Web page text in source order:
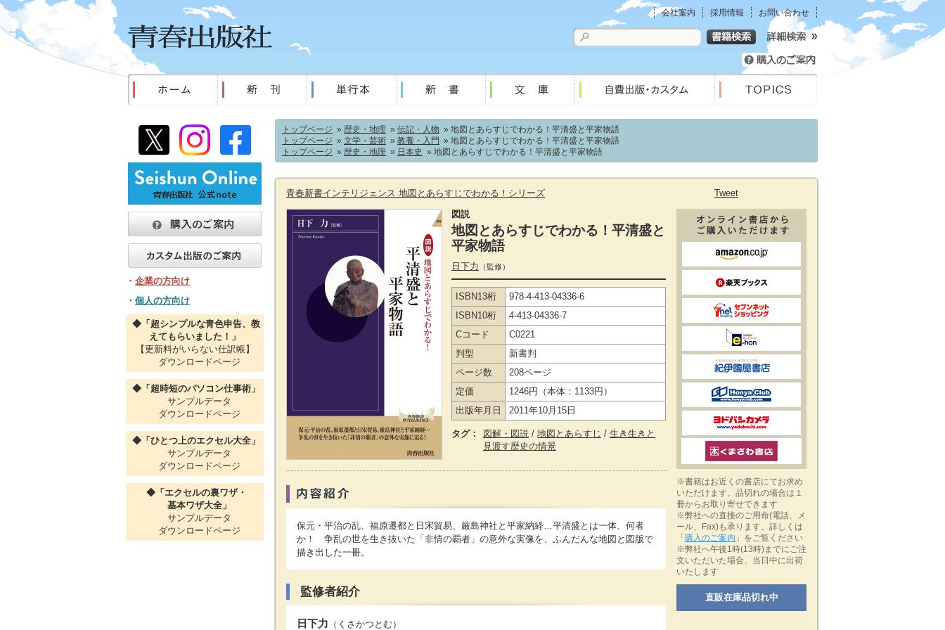
会社案内 採用情報 お問い合わせ
トップページ » 歴史・地理 » 伝記・人物 » 地図とあらすじでわかる！平清盛と平家物語
トップページ » 文学・芸術 » 教養・入門 » 地図とあらすじでわかる！平清盛と平家物語
トップページ » 歴史・地理 » 日本史 » 地図とあらすじでわかる！平清盛と平家物語
青春新書インテリジェンス 地図とあらすじでわかる！シリーズ
Tweet
図説
地図とあらすじでわかる！平清盛と
平家物語
日下力 （監修）
ISBN13桁
978-4-413-04336-6
ISBN10桁
4-413-04336-7
Cコード
C0221
判型
新書判
ページ数
208ページ
定価
1246円
（本体：1133円）
出版年月日
2011年10月15日
タグ： 図解・図説 / 地図とあらすじ / 生き生きと
見渡す歴史の情景
保元・平治の乱、福原遷都と日宋貿易、厳島神社と平家納経…平清盛とは一体、何者
か！ 争乱の世を生き抜いた「非情の覇者」の意外な実像を、ふんだんな地図と図版で
描き出した一冊。
監修者紹介
日下力 （くさかつとむ）
※書籍はお近くの書店にてお求め
いただけます。品切れの場合は１
冊からお取り寄せできます
※弊社への直接のご用命(電話、メ
ール、Fax)も承ります。詳しくは
「 購入のご案内 」をご覧ください
※弊社へ午後1時(13時)までにご注
文いただいた場合、当日中に出荷
いたします
直販在庫品切れ中
・ 企業の方向け
・ 個人の方向け
◆「超シンプルな青色申告、教
えてもらいました！」
【更新料がいらない仕訳帳】
ダウンロードページ
◆「超時短のパソコン仕事術」
サンプルデータ
ダウンロードページ
◆「ひとつ上のエクセル大全」
サンプルデータ
ダウンロードページ
◆「エクセルの裏ワザ・
基本ワザ大全」
サンプルデータ
ダウンロードページ